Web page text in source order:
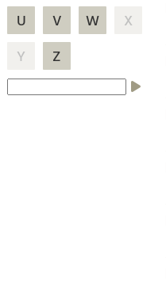
U V W
X
Y
Z